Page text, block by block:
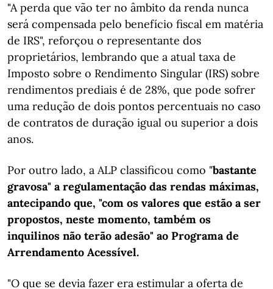
"A perda que vão ter no âmbito da renda nunca
será compensada pelo benefício fiscal em matéria
de IRS", reforçou o representante dos
proprietários, lembrando que a atual taxa de
Imposto sobre o Rendimento Singular (IRS) sobre
rendimentos prediais é de 28%, que pode sofrer
uma redução de dois pontos percentuais no caso
de contratos de duração igual ou superior a dois
anos.
Por outro lado, a ALP classificou como "bastante
gravosa" a regulamentação das rendas máximas,
antecipando que, "com os valores que estão a ser
propostos, neste momento, também os
inquilinos não terão adesão" ao Programa de
Arrendamento Acessível.
"O que se devia fazer era estimular a oferta de